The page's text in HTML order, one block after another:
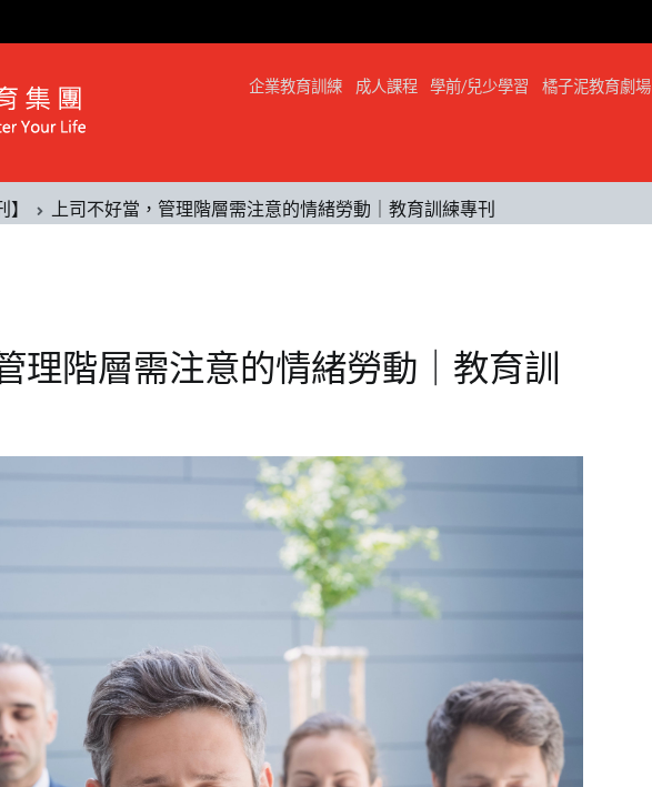
企業教育訓練 成人課程 學前/兒少學習 橘子泥教育劇場
上司不好當，管理階層需注意的情緒勞動｜教育訓練專刊
理階層需注意的情緒勞動｜教育訓